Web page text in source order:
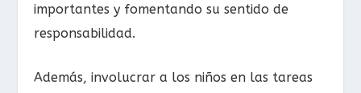
importantes y fomentando su sentido de
responsabilidad.
Además, involucrar a los niños en las tareas